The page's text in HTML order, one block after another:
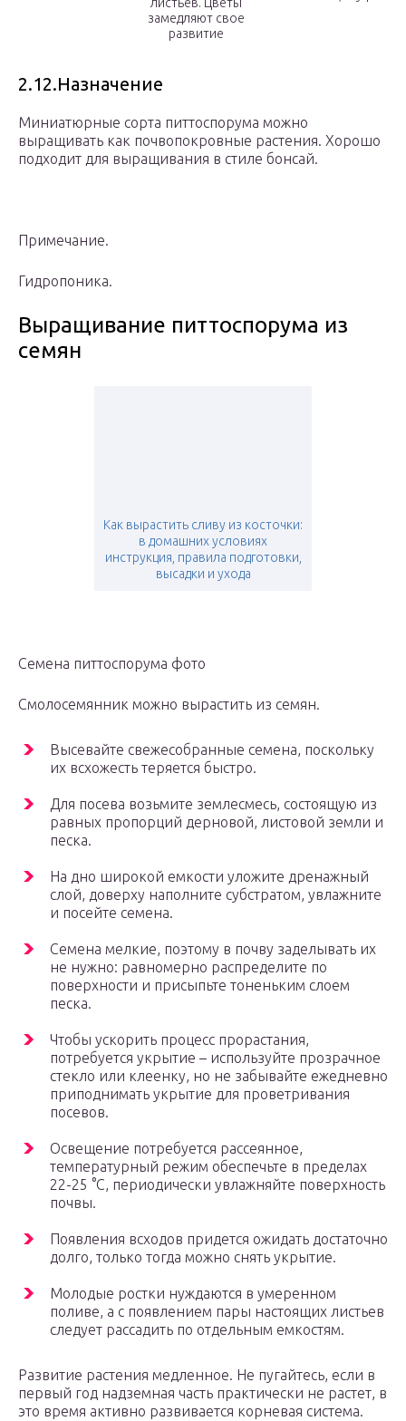
замедляют свое
развитие
2.12.Назначение
Миниатюрные сорта питтоспорума можно
выращивать как почвопокровные растения. Хорошо
подходит для выращивания в стиле бонсай.
Примечание.
Гидропоника.
Выращивание питтоспорума из
семян
Как вырастить сливу из косточки:
в домашних условиях
инструкция, правила подготовки,
высадки и ухода
Семена питтоспорума фото
Смолосемянник можно вырастить из семян.
Высевайте свежесобранные семена, поскольку
их всхожесть теряется быстро.
Для посева возьмите землесмесь, состоящую из
равных пропорций дерновой, листовой земли и
песка.
На дно широкой емкости уложите дренажный
слой, доверху наполните субстратом, увлажните
и посейте семена.
Семена мелкие, поэтому в почву заделывать их
не нужно: равномерно распределите по
поверхности и присыпьте тоненьким слоем
песка.
Чтобы ускорить процесс прорастания,
потребуется укрытие – используйте прозрачное
стекло или клеенку, но не забывайте ежедневно
приподнимать укрытие для проветривания
посевов.
Освещение потребуется рассеянное,
температурный режим обеспечьте в пределах
22-25 °C, периодически увлажняйте поверхность
почвы.
Появления всходов придется ожидать достаточно
долго, только тогда можно снять укрытие.
Молодые ростки нуждаются в умеренном
поливе, а с появлением пары настоящих листьев
следует рассадить по отдельным емкостям.
Развитие растения медленное. Не пугайтесь, если в
первый год надземная часть практически не растет, в
это время активно развивается корневая система.